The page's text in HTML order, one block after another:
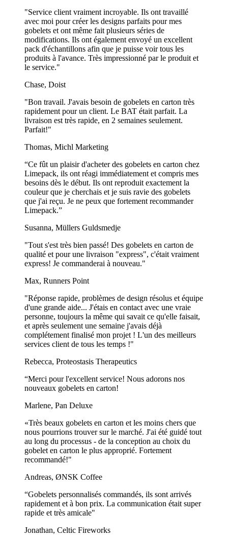
"Service client vraiment incroyable. Ils ont travaillé
avec moi pour créer les designs parfaits pour mes
gobelets et ont même fait plusieurs séries de
modifications. Ils ont également envoyé un excellent
pack d'échantillons afin que je puisse voir tous les
produits à l'avance. Très impressionné par le produit et
le service."
Chase, Doist
"Bon travail. J'avais besoin de gobelets en carton très
rapidement pour un client. Le BAT était parfait. La
livraison est très rapide, en 2 semaines seulement.
Parfait!"
Thomas, Michl Marketing
“Ce fût un plaisir d'acheter des gobelets en carton chez
Limepack, ils ont réagi immédiatement et compris mes
besoins dès le début. Ils ont reproduit exactement la
couleur que je cherchais et je suis ravie des gobelets
que j'ai reçu. Je ne peux que fortement recommander
Limepack.”
Susanna, Müllers Guldsmedje
"Tout s'est très bien passé! Des gobelets en carton de
qualité et pour une livraison "express", c'était vraiment
express! Je commanderai à nouveau."
Max, Runners Point
"Réponse rapide, problèmes de design résolus et équipe
d'une grande aide... J'étais en contact avec une vraie
personne, toujours la même qui savait ce qu'elle faisait,
et après seulement une semaine j'avais déjà
complétement finalisé mon projet ! L'un des meilleurs
services client de tous les temps !"
Rebecca, Proteostasis Therapeutics
“Merci pour l'excellent service! Nous adorons nos
nouveaux gobelets en carton!
Marlene, Pan Deluxe
«Très beaux gobelets en carton et les moins chers que
nous pourrions trouver sur le marché. J'ai été guidé tout
au long du processus - de la conception au choix du
gobelet en carton le plus approprié. Fortement
recommandé!"
Andreas, ØNSK Coffee
“Gobelets personnalisés commandés, ils sont arrivés
rapidement et à bon prix. La communication était super
rapide et très amicale"
Jonathan, Celtic Fireworks